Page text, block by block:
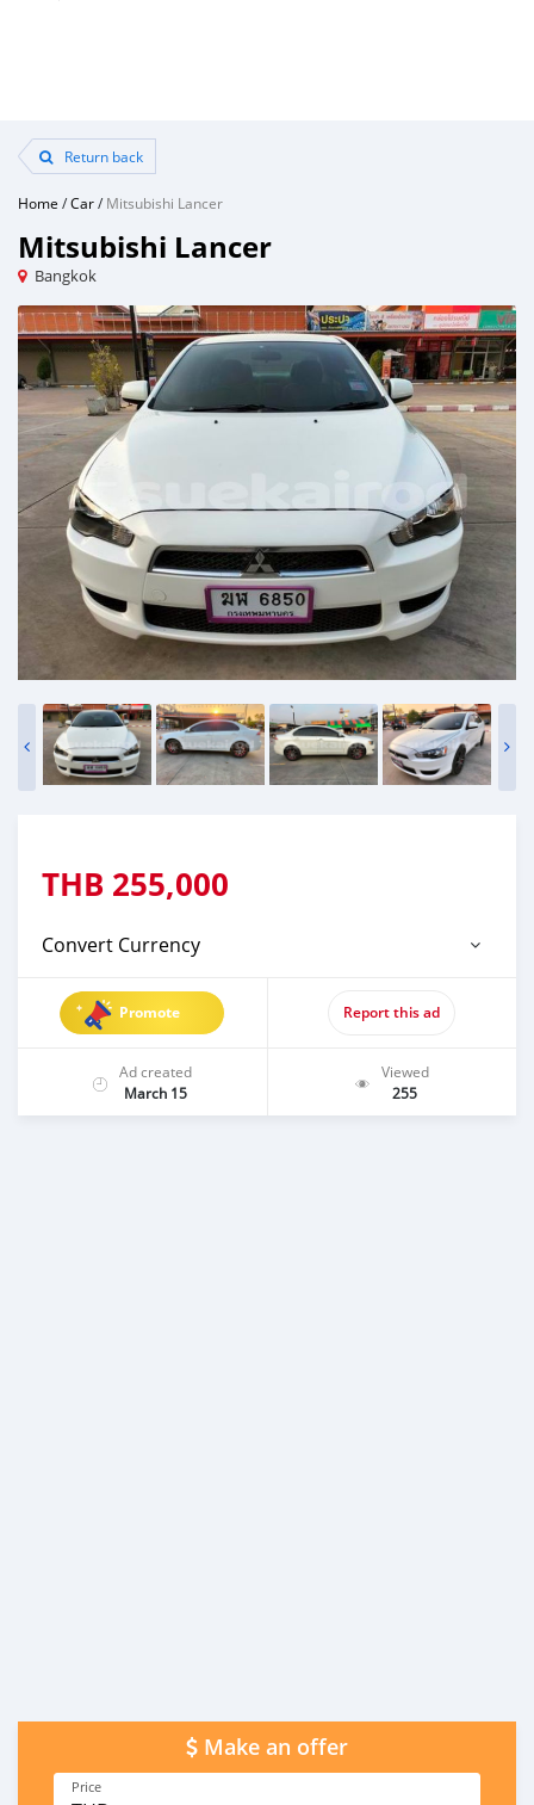
Return back
Home /Car/Mitsubishi Lancer
Mitsubishi Lancer
Bangkok
THB 255,000
Convert Currency
Promote Report this ad
Ad created
March 15
Viewed
255
Make an offer
Price